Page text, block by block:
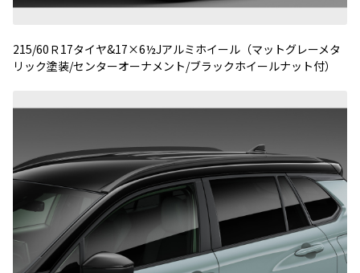
215/60Ｒ17タイヤ&17×6½Jアルミホイール（マットグレーメタ
リック塗装/センターオーナメント/ブラックホイールナット付）